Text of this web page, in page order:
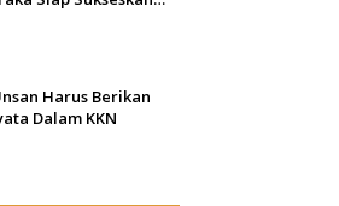
Harus Berikan
Dalam KKN